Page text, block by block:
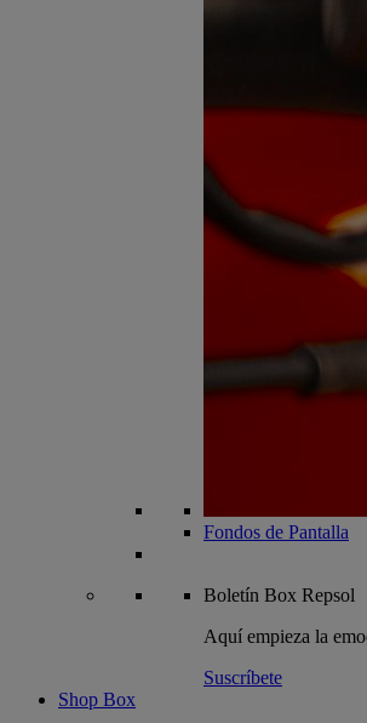
Fondos de Pantalla
Boletín Box Repsol
Aquí empieza la
Suscríbete
Shop Box